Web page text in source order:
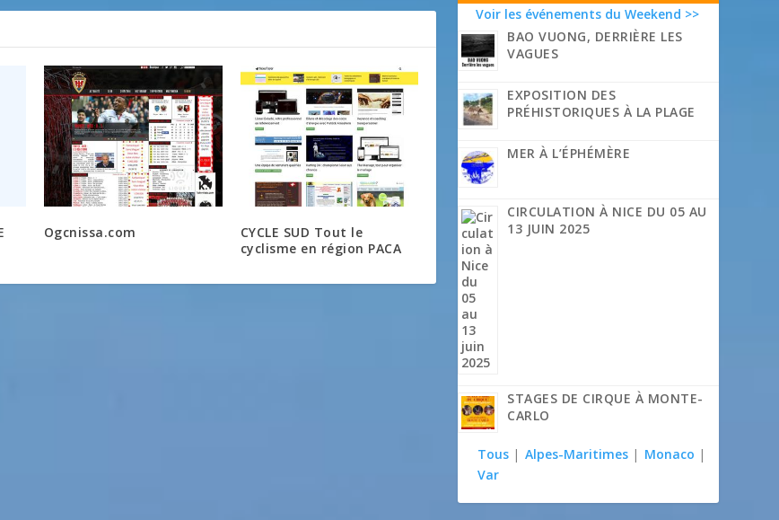
Ogcnissa.com
CYCLE SUD Tout le
cyclisme en région PACA
Voir les événements du Weekend >>
BAO VUONG, DERRIÈRE LES
VAGUES
EXPOSITION DES
PRÉHISTORIQUES À LA PLAGE
MER À L’ÉPHÉMÈRE
CIRCULATION À NICE DU 05 AU
13 JUIN 2025
STAGES DE CIRQUE À MONTE-
CARLO
Tous | Alpes-Maritimes | Monaco |
Var